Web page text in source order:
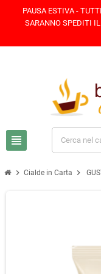
PAUSA ESTIVA -
SARANNO SPEDITI
view_headline
chevron_right Cialde in Carta chevron_right